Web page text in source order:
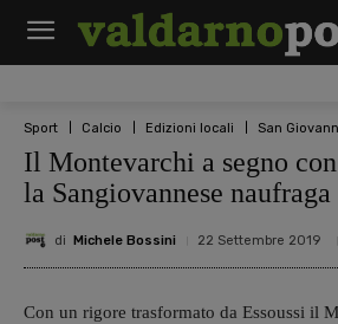
Sport Calcio Edizioni locali San
Il Montevarchi a segno
la Sangiovannese naufraga
di Michele Bossini 22 Settembre 2019
Con un rigore trasformato da Essoussi il